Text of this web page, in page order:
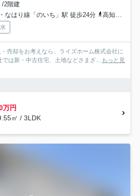
/2階建
なはり線「のいち」駅 徒歩24分
高知県香南市「大日寺（高知県）」バス停下車 徒歩2分
売却をお考えなら、ライズホーム株式会社に
では新・中古住宅、土地などさまざ... もっと見
万円
㎡ / 3LDK